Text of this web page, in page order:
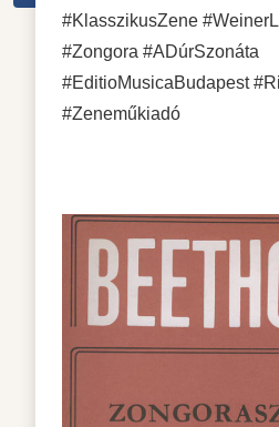
#KlasszikusZene
#Zongora #ADúrSzonáta
#EditioMusicaBudapest
#Zeneműkiadó